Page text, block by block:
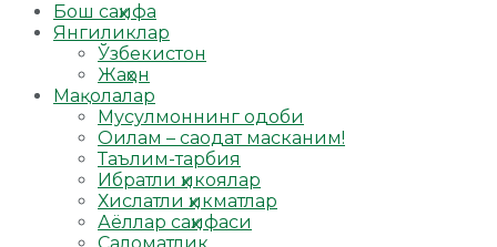
Бош саҳифа
Янгиликлар
Ўзбекистон
Жаҳон
Мақолалар
Мусулмоннинг одоби
Оилам – саодат масканим!
Таълим-тарбия
Ибратли ҳикоялар
Хислатли ҳикматлар
Аёллар саҳифаси